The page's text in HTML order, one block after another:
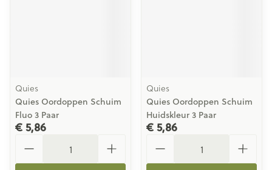
Quies
Quies Oordoppen Schuim
Fluo 3 Paar
€ 5,86
Quies
Quies Oordoppen Schuim
Huidskleur 3 Paar
€ 5,86